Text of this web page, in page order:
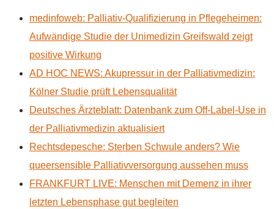
medinfoweb: Palliativ-Qualifizierung in Pflegeheimen:
Aufwändige Studie der Unimedizin Greifswald zeigt
positive Wirkung
AD HOC NEWS: Akupressur in der Palliativmedizin:
Kölner Studie prüft Lebensqualität
Deutsches Ärzteblatt: Datenbank zum Off-Label-Use in
der Palliativmedizin aktualisiert
Rechtsdepesche: Sterben Schwule anders? Wie
queersensible Palliativversorgung aussehen muss
FRANKFURT LIVE: Menschen mit Demenz in ihrer
letzten Lebensphase gut begleiten